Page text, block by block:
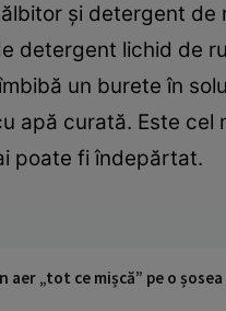
şi detergent
detergent lichid de
un burete în
apă curată. Este
poate fi îndepărtat.
aer „tot ce mișcă” pe o